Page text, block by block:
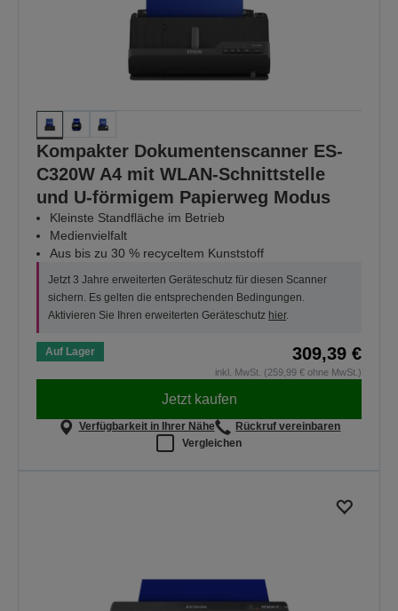
Kompakter Dokumentenscanner ES-
C320W A4 mit WLAN-Schnittstelle
und U-förmigem Papierweg Modus
Kleinste Standfläche im Betrieb
Medienvielfalt
Aus bis zu 30 % recyceltem Kunststoff
Jetzt 3 Jahre erweiterten Geräteschutz für diesen Scanner
sichern. Es gelten die entsprechenden Bedingungen.
Aktivieren Sie Ihren erweiterten Geräteschutz hier.
Auf Lager 309,39 €
inkl. MwSt. (259,99 € ohne MwSt.)
Jetzt kaufen
Verfügbarkeit in Ihrer Nähe
Rückruf vereinbaren
Vergleichen